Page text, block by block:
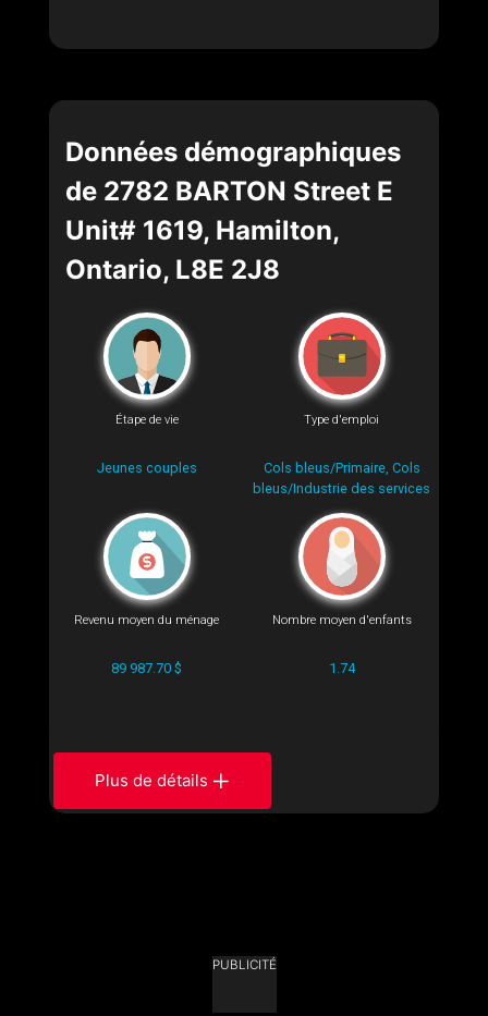
Données démographiques
de 2782 BARTON Street E
Unit# 1619, Hamilton,
Ontario, L8E 2J8
Étape de vie
Jeunes couples
Type d'emploi
Cols bleus/Primaire, Cols
bleus/Industrie des services
Revenu moyen du ménage
89 987.70 $
Nombre moyen d'enfants
1.74
Plus de détails
PUBLICITÉ